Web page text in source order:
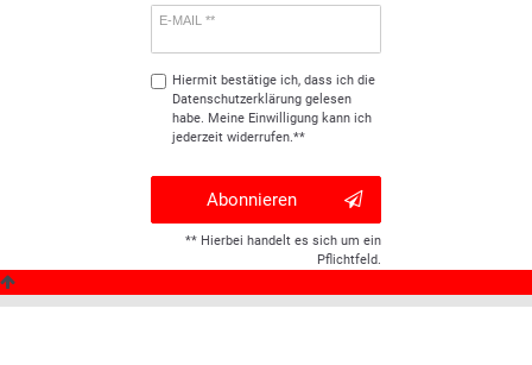
E-MAIL **
Hiermit bestätige ich, dass ich die
Daten­schutz­erklärunggelesen
habe. Meine Einwilligung kann ich
jederzeit widerrufen.**
Abonnieren
** Hierbei handelt es sich um ein
Pflichtfeld.